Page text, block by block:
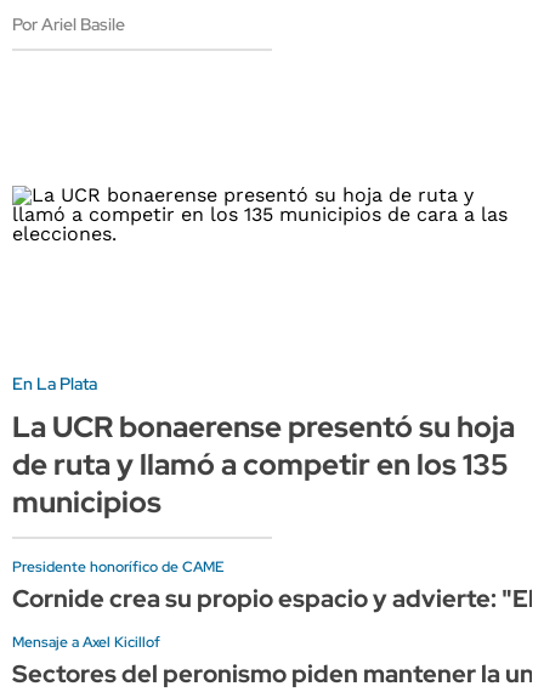
Por Ariel Basile
En La Plata
La UCR bonaerense presentó su hoja
de ruta y llamó a competir en los 135
municipios
Presidente honorífico de CAME
Cornide crea su propio espacio y advierte:
Mensaje a Axel Kicillof
Sectores del peronismo piden mantener la